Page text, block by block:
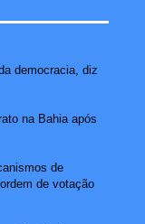
democracia, diz
na Bahia após
de
de votação